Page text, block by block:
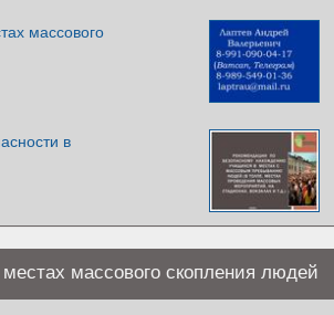
массового
в
массового скопления людей